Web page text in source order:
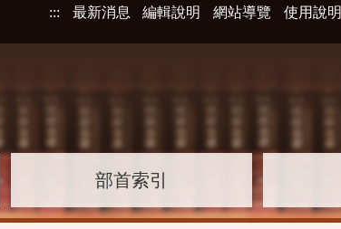
::: 最新消息 編輯說明 網站導覽 使用說明
部首索引